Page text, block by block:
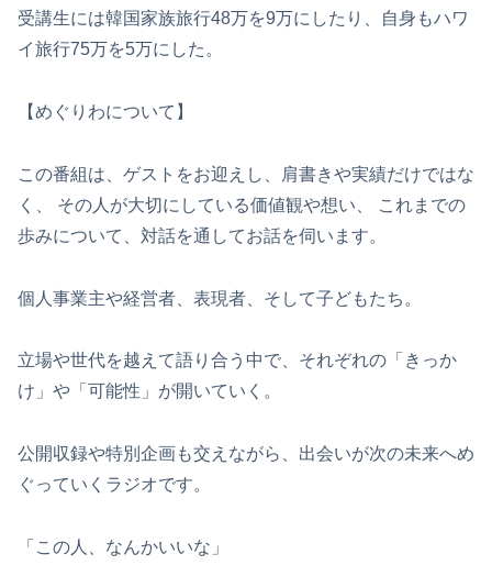
受講生には韓国家族旅行48万を9万にしたり、自身もハワ
イ旅行75万を5万にした。
【めぐりわについて】
この番組は、ゲストをお迎えし、肩書きや実績だけではな
く、 その人が大切にしている価値観や想い、 これまでの
歩みについて、対話を通してお話を伺います。
個人事業主や経営者、表現者、そして子どもたち。
立場や世代を越えて語り合う中で、それぞれの「きっか
け」や「可能性」が開いていく。
公開収録や特別企画も交えながら、出会いが次の未来へめ
ぐっていくラジオです。
「この人、なんかいいな」